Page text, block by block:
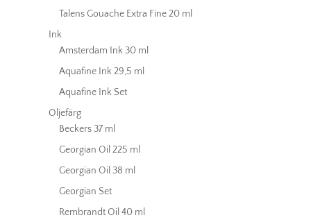
Talens Gouache Extra Fine 20 ml
Ink
Amsterdam Ink 30 ml
Aquafine Ink 29,5 ml
Aquafine Ink Set
Oljefärg
Beckers 37 ml
Georgian Oil 225 ml
Georgian Oil 38 ml
Georgian Set
Rembrandt Oil 40 ml